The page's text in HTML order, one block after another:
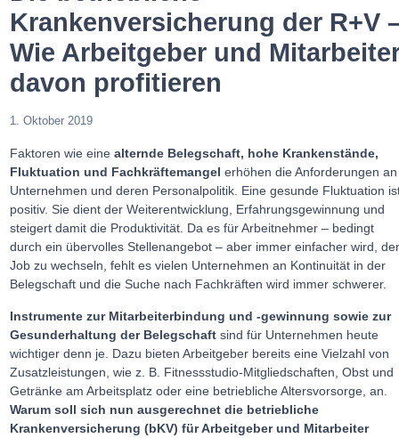
Krankenversicherung der R+V
Wie Arbeitgeber und
davon profitieren
1. Oktober 2019
Faktoren wie einealternde Belegschaft, hohe Krankenstände,
Fluktuation und Fachkräftemangel erhöhen die Anforderungen an
Unternehmen und deren Personalpolitik. Eine gesunde Fluktuation
positiv. Sie dient der Weiterentwicklung, Erfahrungsgewinnung und
steigert damit die Produktivität. Da es für Arbeitnehmer – bedingt
durch ein übervolles Stellenangebot – aber immer einfacher wird,
Job zu wechseln, fehlt es vielen Unternehmen an Kontinuität in der
Belegschaft und die Suche nach Fachkräften wird immer schwerer.
Instrumente zur Mitarbeiterbindung und -gewinnung sowie zur
Gesunderhaltung der Belegschaft sind für Unternehmen heute
wichtiger denn je. Dazu bieten Arbeitgeber bereits eine Vielzahl von
Zusatzleistungen, wie z. B. Fitnessstudio-Mitgliedschaften, Obst und
Getränke am Arbeitsplatz oder eine betriebliche Altersvorsorge, an.
Warum soll sich nun ausgerechnet die betriebliche
Krankenversicherung (bKV) für Arbeitgeber und Mitarbeiter